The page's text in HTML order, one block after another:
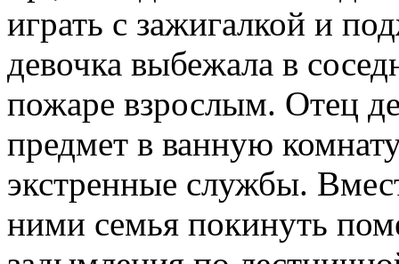
играть с зажигалкой и
девочка выбежала в
пожаре взрослым. Отец
предмет в ванную
экстренные службы.
ними семья покинуть